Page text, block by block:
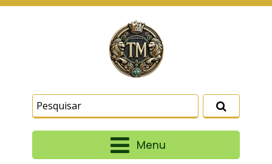
Menu
similares para lembrar e entender como você usa
nosso site, analisar seu uso de nossos produtos
e serviços, ajudar com nossos esforços de
marketing e fornecer conteúdo de terceiros. Leia
Termos e CondiçõesePolítica de